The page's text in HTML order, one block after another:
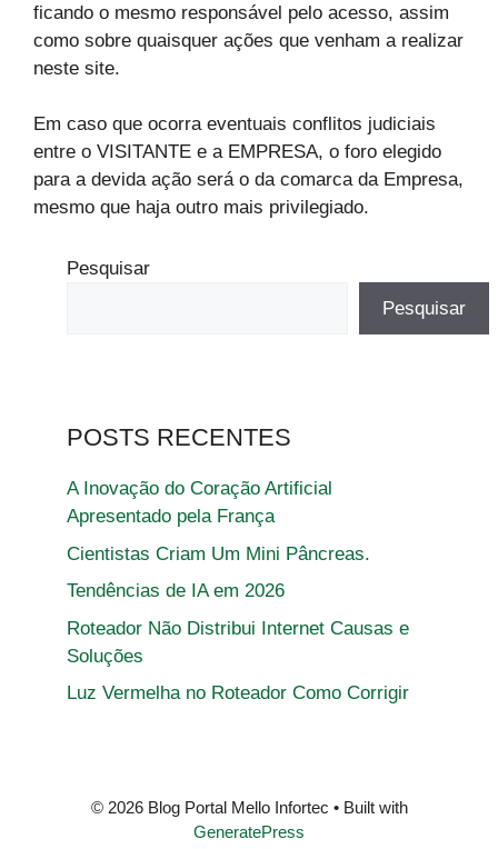
ficando o mesmo responsável pelo acesso, assim
como sobre quaisquer ações que venham a realizar
neste site.
Em caso que ocorra eventuais conflitos judiciais
entre o VISITANTE e a EMPRESA, o foro elegido
para a devida ação será o da comarca da Empresa,
mesmo que haja outro mais privilegiado.
Pesquisar
Pesquisar
POSTS RECENTES
A Inovação do Coração Artificial
Apresentado pela França
Cientistas Criam Um Mini Pâncreas.
Tendências de IA em 2026
Roteador Não Distribui Internet Causas e
Soluções
Luz Vermelha no Roteador Como Corrigir
© 2026 Blog Portal Mello Infortec • Built with
GeneratePress